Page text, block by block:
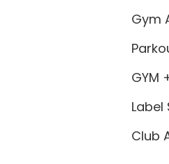
Gym
GYM
Label
Club